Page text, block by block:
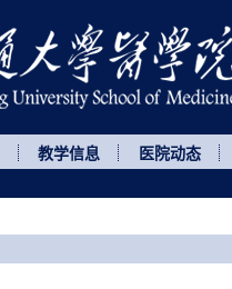
教学信息 医院动态